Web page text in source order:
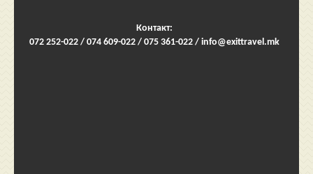
Контакт:
072 252-022 / 074 609-022 / 075 361-022 / info@exittravel.mk